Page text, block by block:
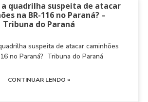
quadrilha suspeita de atacar
na BR-116 no Paraná? –
Tribuna do Paraná
suspeita de atacar caminhões
no Paraná? Tribuna do Paraná
CONTINUAR LENDO »